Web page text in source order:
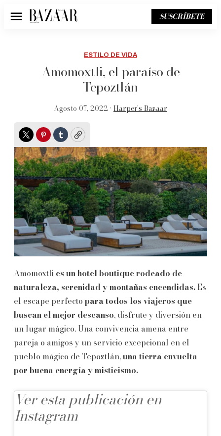
Menú SUSCRÍBETE
ESTILO DE VIDA
Amomoxtli, el paraíso de
Tepoztlán
Agosto 07, 2022 • Harper’s Bazaar
TwitterPinterest
TumblrCopy
Amomoxtli es un hotel boutique rodeado de
naturaleza, serenidad y montañas encendidas. Es
el escape perfecto para todos los viajeros que
buscan el mejor descanso, disfrute y diversión en
un lugar mágico. Una convivencia amena entre
pareja o amigos y un servicio excepcional en el
pueblo mágico de Tepoztlán,una tierra envuelta
por buena energía y misticismo.
Ver esta publicación en
Instagram